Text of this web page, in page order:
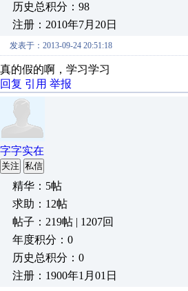
历史总积分：98
注册：2010年7月20日
发表于：2013-09-24 20:51:18
真的假的啊，学习学习
回复 引用 举报
字字实在
关注 私信
精华：5帖
求助：12帖
帖子：219帖 | 1207回
年度积分：0
历史总积分：0
注册：1900年1月01日